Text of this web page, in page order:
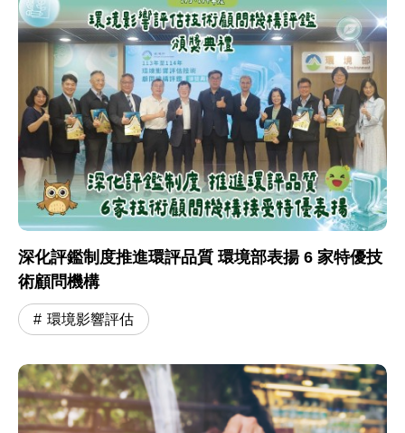
深化評鑑制度推進環評品質 環境部表揚 6 家特優技
術顧問機構
環境影響評估